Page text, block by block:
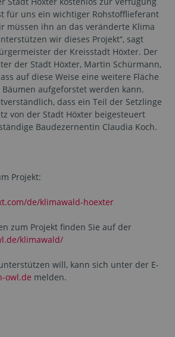
für uns ein wichtiger Rohstofflieferant
müssen ihn an das veränderte Klima
wir dieses Projekt“, sagt
der Kreisstadt Höxter. Der
der Stadt Höxter, Martin Schürmann,
auf diese Weise eine weitere Fläche
aufgeforstet werden kann.
dass ein Teil der Setzlinge
von der Stadt Höxter beigesteuert
Baudezernentin Claudia Koch.
Projekt:
de/klimawald-hoexter
zum Projekt finden Sie auf der
klimawald/
will, kann sich unter der E-
owl.de melden.